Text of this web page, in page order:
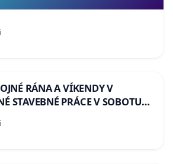
RÁNA A VÍKENDY V
STAVEBNÉ PRÁCE V SOBOTU
HOD., CEZ PRACOVNÝ
– 18.00 HOD. A PRAVIDELNÁ
C-AREA NA